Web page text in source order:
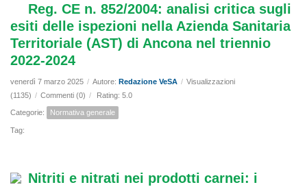
Reg. CE n. 852/2004: analisi critica sugli
esiti delle ispezioni nella Azienda Sanitaria
Territoriale (AST) di Ancona nel triennio
2022-2024
venerdì 7 marzo 2025 / Autore: Redazione VeSA / Visualizzazioni
(1135) / Commenti (0) / Rating: 5.0
Categorie: Normativa generale
Tag:
Nitriti e nitrati nei prodotti carnei: i